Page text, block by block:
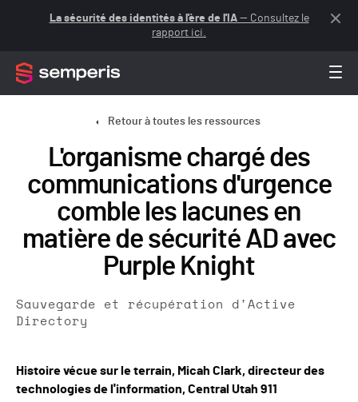
La sécurité des identités à l'ère de l'IA— Consultez le
rapport ici.
Retour à toutes les ressources
L'organisme chargé des
communications d'urgence
comble les lacunes en
matière de sécurité AD avec
Purple Knight
Sauvegarde et récupération d'Active
Directory
Histoire vécue sur le terrain, Micah Clark, directeur des
technologies de l'information, Central Utah 911